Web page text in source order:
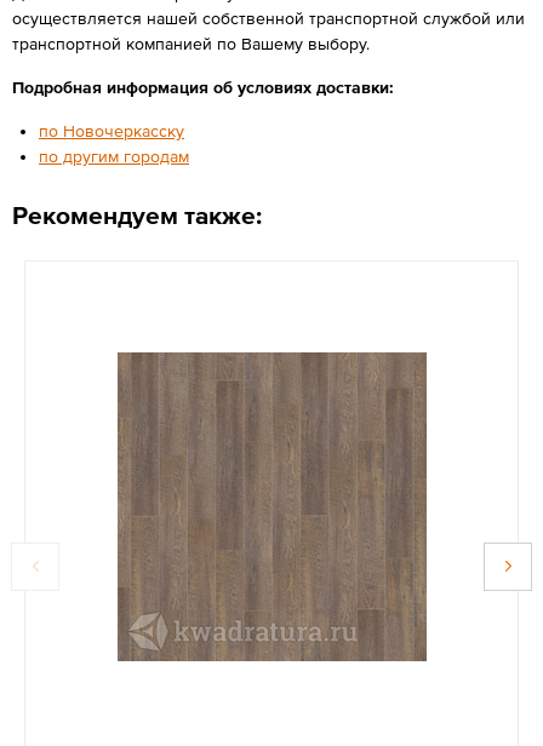
осуществляется нашей собственной транспортной службой или
транспортной компанией по Вашему выбору.
Подробная информация об условиях доставки:
по Новочеркасску
по другим городам
Рекомендуем также: